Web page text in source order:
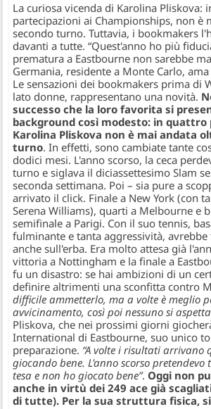
La curiosa vicenda di Karolina Pliskova:
partecipazioni ai Championships, non è
secondo turno. Tuttavia, i bookmakers
davanti a tutte. “Quest'anno ho più
prematura a Eastbourne non sarebbe
Germania, residente a Monte Carlo, ama
Le sensazioni dei bookmakers prima di
lato donne, rappresentano una novità.
successo che la loro favorita si
background così modesto: in quattro
Karolina Pliskova non è mai andata
turno. In effetti, sono cambiate tante
dodici mesi. L'anno scorso, la ceca
turno e siglava il diciassettesimo Slam
seconda settimana. Poi – sia pure a
arrivato il click. Finale a New York (con
Serena Williams), quarti a Melbourne e
semifinale a Parigi. Con il suo tennis,
fulminante e tanta aggressività,
anche sull'erba. Era molto attesa già
vittoria a Nottingham e la finale a
fu un disastro: se hai ambizioni di un
definire altrimenti una sconfitta contro
difficile ammetterlo, ma a volte è meglio
avvicinamento, così poi nessuno si
Pliskova, che nei prossimi giorni
International di Eastbourne, suo unico
preparazione. “A volte i risultati arrivano
giocando bene. L'anno scorso pretendevo
tesa e non ho giocato bene”.Oggi non
anche in virtù dei 249 ace già
di tutte). Per la sua struttura fisica,